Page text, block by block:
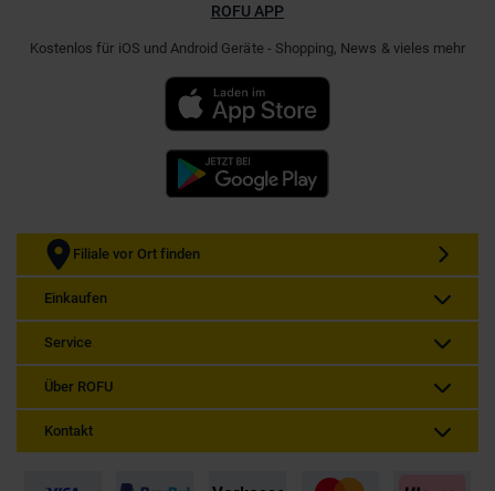
ROFU APP
Kostenlos für iOS und Android Geräte - Shopping, News & vieles mehr
Filiale vor Ort finden
Einkaufen
Service
Über ROFU
Kontakt